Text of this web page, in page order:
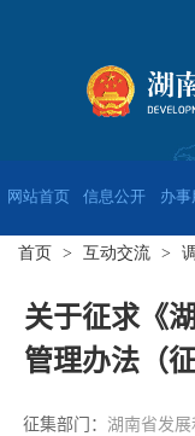
网站首页 信息公开 办事
首页 > 互动交流 >